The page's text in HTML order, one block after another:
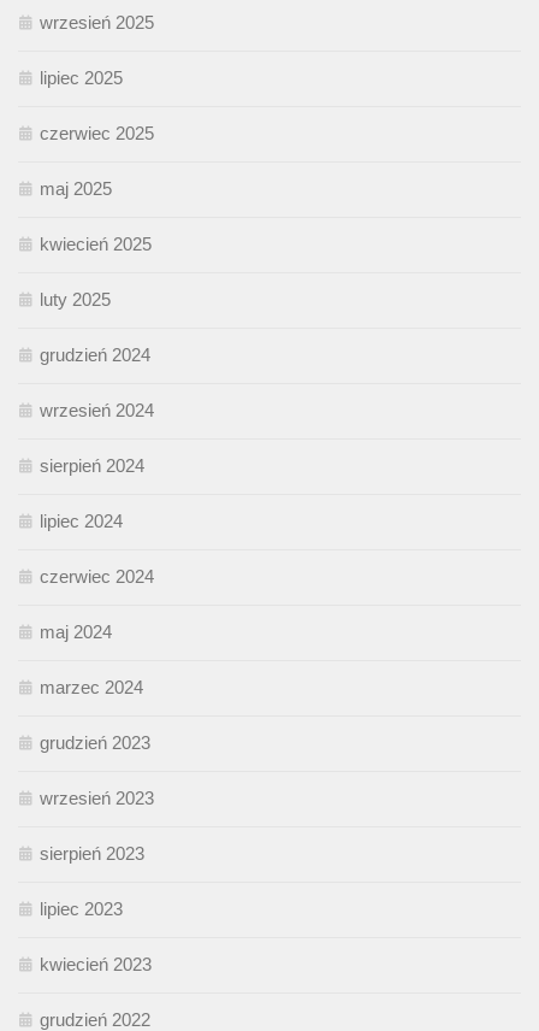
wrzesień 2025
lipiec 2025
czerwiec 2025
maj 2025
kwiecień 2025
luty 2025
grudzień 2024
wrzesień 2024
sierpień 2024
lipiec 2024
czerwiec 2024
maj 2024
marzec 2024
grudzień 2023
wrzesień 2023
sierpień 2023
lipiec 2023
kwiecień 2023
grudzień 2022